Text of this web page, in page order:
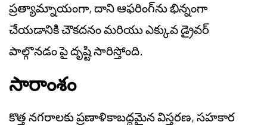
ప్రత్యామ్నాయంగా, దాని ఆఫరింగ్‌ను భిన్నంగా
చేయడానికి చౌకదనం మరియు ఎక్కువ డ్రైవర్
పాల్గొనడం పై దృష్టి సారిస్తోంది.
సారాంశం
కొత్త నగరాలకు ప్రణాళికాబద్ధమైన విస్తరణ, సహకార